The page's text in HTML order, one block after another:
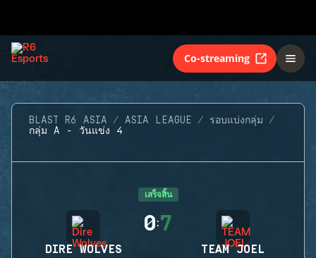
Co-streaming
BLAST R6 ASIA ASIA LEAGUE
รอบแบ่งกลุ่ม
กลุ่ม A - วันแข่ง 4
เสร็จสิ้น
DIRE WOLVES
0:7
TEAM JOEL